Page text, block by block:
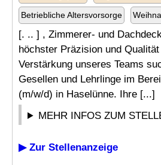
Betriebliche Altersvorsorge
[. .. ] , Zimmerer- und
höchster Präzision und
Verstärkung unseres Teams
Gesellen und Lehrlinge im
(m/w/d) in Haselünne. Ihre [...]
MEHR INFOS ZUM
▶ Zur Stellenanzeige